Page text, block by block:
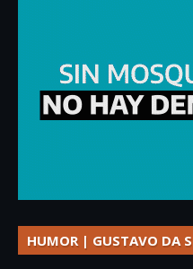
HUMOR | GUSTAVO DA